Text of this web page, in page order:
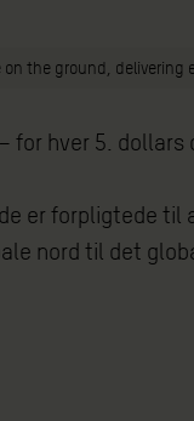
on the ground,
hver 5.
er forpligtede
nord til det